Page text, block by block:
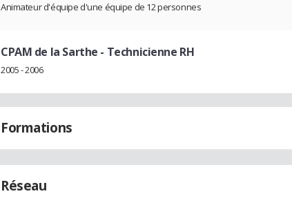
Animateur d'équipe d'une équipe de 12 personnes
CPAM de la Sarthe - Technicienne RH
2005 - 2006
Formations
Réseau